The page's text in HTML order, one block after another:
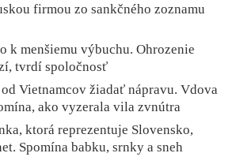
firmou zo sankčného zoznamu
k menšiemu výbuchu. Ohrozenie
tvrdí spoločnosť
Vietnamcov žiadať nápravu. Vdova
ako vyzerala vila zvnútra
ktorá reprezentuje Slovensko,
Spomína babku, srnky a sneh